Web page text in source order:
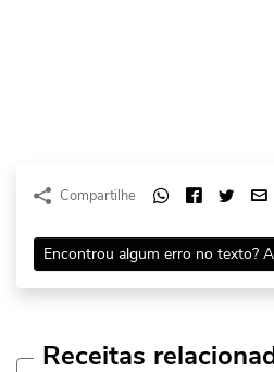
Compartilhe
Encontrou algum erro no texto?
Receitas